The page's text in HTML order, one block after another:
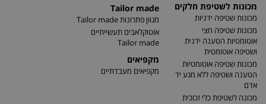
מכונות לשטיפת חלקים
מכונות שטיפה ידניות
מכונות שטיפה חצי
אוטומטיות הטענה ידנית
ושטיפה אוטומטית
מכונות שטיפה אוטומטיות
הטענה ושטיפה ללא מגע יד
אדם
מכונה לשטיפת כלי זכוכית
Tailor made
מגוון פתרונות Tailor made
אוטוקלאבים תעשייתיים
Tailor made
מקפיאים
מקפיאים מעבדתיים